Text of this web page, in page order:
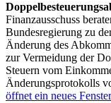
Finanzausschuss
Bundesregierung zu
Änderung des
zur Vermeidung der
Steuern vom
Änderungsprotokolls
öffnet ein neues